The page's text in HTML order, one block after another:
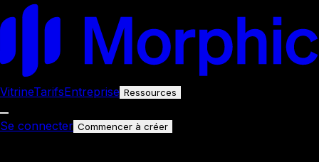
VitrineTarifsEntreprise Ressources
Se connecter Commencer à créer